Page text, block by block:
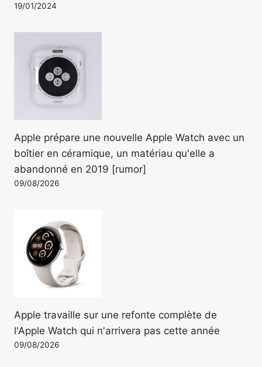
19/01/2024
Apple prépare une nouvelle Apple Watch avec un
boîtier en céramique, un matériau qu'elle a
abandonné en 2019 [rumor]
09/08/2026
Apple travaille sur une refonte complète de
l'Apple Watch qui n'arrivera pas cette année
09/08/2026